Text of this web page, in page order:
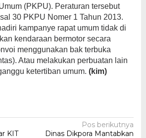
(PKPU). Peraturan tersebut
30 PKPU Nomer 1 Tahun 2013.
kampanye rapat umum tidak di
kendaraan bermotor secara
menggunakan bak terbuka
Atau melakukan perbuatan lain
ketertiban umum. (kim)
KIT
Pos berikutnya
Dinas Dikpora Mantabkan